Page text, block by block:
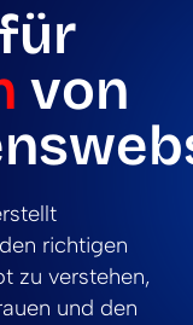
für
von
richtigen
zu verstehen,
und den